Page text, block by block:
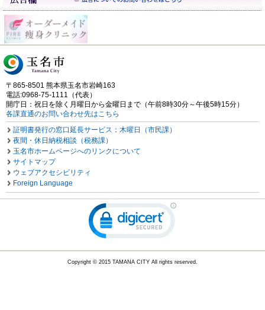
〒865-8501 熊本県玉名市岩崎163
電話:0968-75-1111（代表）
開庁日：祝日を除く月曜日から金曜日まで（午前8時30分～午後5時15分）
各課直通のお問い合わせ先はこちら
証明書発行の窓口延長サービス：木曜日（市民課）
夜間・休日納税相談（税務課）
玉名市ホームページへのリンクについて
サイトマップ
ウェブアクセシビリティ
Foreign Language
Copyright © 2015 TAMANA CITY All rights reserved.